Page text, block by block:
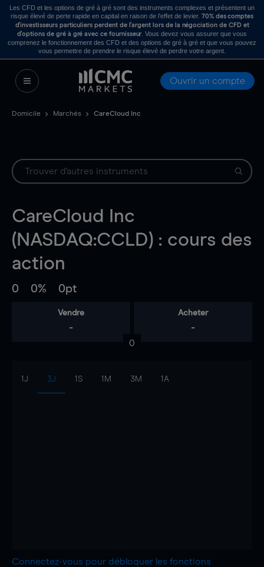
Les CFD et les options de gré à gré sont des instruments complexes et présentent un
risque élevé de perte rapide en capital en raison de l’effet de levier. 70% des comptes
d’investisseurs particuliers perdent de l’argent lors de la négociation de CFD et
d’options de gré à gré avec ce fournisseur . Vous devez vous assurer que vous
comprenez le fonctionnement des CFD et des options de gré à gré et que vous pouvez
vous permettre de prendre le risque élevé de perdre votre argent.
Ouvrir un compte
Domicile Marchés CareCloud Inc
CareCloud Inc
(NASDAQ:CCLD) : cours des
action
0 0% 0pt
Vendre
-
Acheter
-
0
1J 3J 1S 1M 3M 1A
Connectez-vous pour débloquer les fonctions